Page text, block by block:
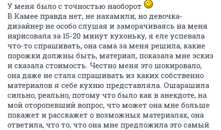
У меня было с точностью наоборот
В Камее правда нет, не нахамили, но девочка-
дизайнер не особо слушая и заморачиваясь на меня
нарисовала за 15-20 минут кухоньку, я еле успевала
что-то спрашивать, она сама за меня решила, какие
порожки должны быть, материал, показала мне эскиз
и сказала стоимость. Честно меня это шокировало,
она даже не стала спрашивать из каких собственно
материалов я себе кухню представляла. Ошарашила
сильно, реально, потому что было как в анекдоте, на
мой оторопевший вопрос, что может она мне больше
покажет и расскажет о возможных материалах, она
ответила, что то, что она мне предложила это самый